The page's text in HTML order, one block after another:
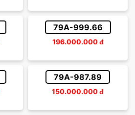
79A-999.66
196.000.000 đ
79A-987.89
150.000.000 đ